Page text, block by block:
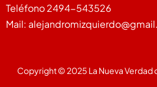
Teléfono 2494-543526
Mail:
Copyright © 2025 La Nueva Verdad